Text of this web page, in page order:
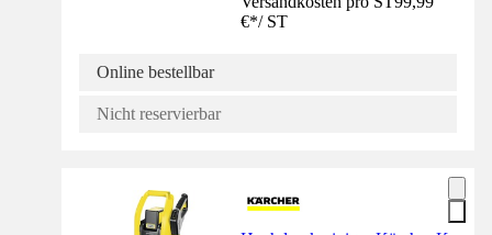
€*/ ST
Online bestellbar
Nicht reservierbar